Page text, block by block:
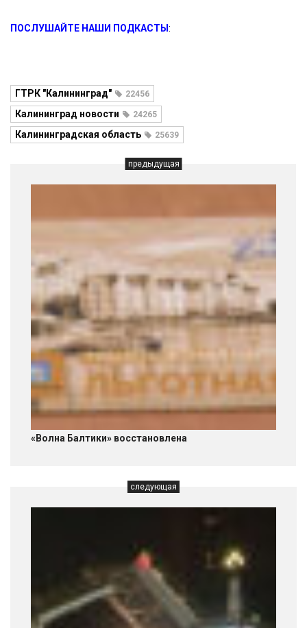
ПОСЛУШАЙТЕ НАШИ ПОДКАСТЫ :
ГТРК "Калининград" 22456
Калининград новости 24265
Калининградская область 25639
предыдущая
«Волна Балтики» восстановлена
следующая